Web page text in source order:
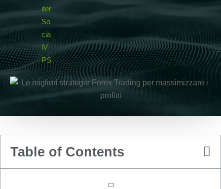
Table of Contents